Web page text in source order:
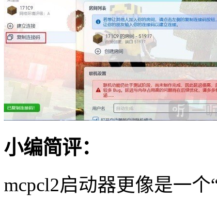
小编简评：
mcpcl2启动器更像是一